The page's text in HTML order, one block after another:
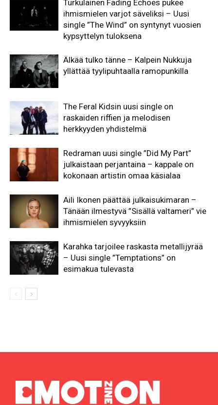
Turkulainen Fading Echoes pukee
ihmismielen varjot säveliksi – Uusi
single ”The Wind” on syntynyt vuosien
kypsyttelyn tuloksena
Älkää tulko tänne – Kalpein Nukkuja
yllättää tyylipuhtaalla ramopunkilla
The Feral Kidsin uusi single on
raskaiden riffien ja melodisen
herkkyyden yhdistelmä
Redraman uusi single ”Did My Part”
julkaistaan perjantaina – kappale on
kokonaan artistin omaa käsialaa
Aili Ikonen päättää julkaisukimaran –
Tänään ilmestyvä ”Sisällä valtameri” vie
ihmismielen syvyyksiin
Karahka tarjoilee raskasta metallijyrää
– Uusi single ”Temptations” on
esimakua tulevasta